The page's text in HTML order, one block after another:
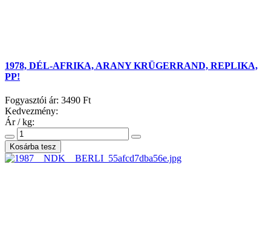
1978, DÉL-AFRIKA, ARANY KRÜGERRAND, REPLIKA,
PP!
Fogyasztói ár: 3490 Ft
Kedvezmény:
Ár / kg: